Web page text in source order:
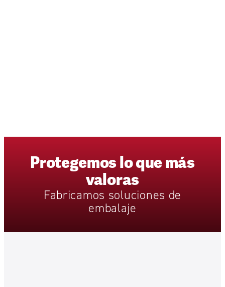
Protegemosloquemás
valoras
Fabricamos soluciones de
embalaje